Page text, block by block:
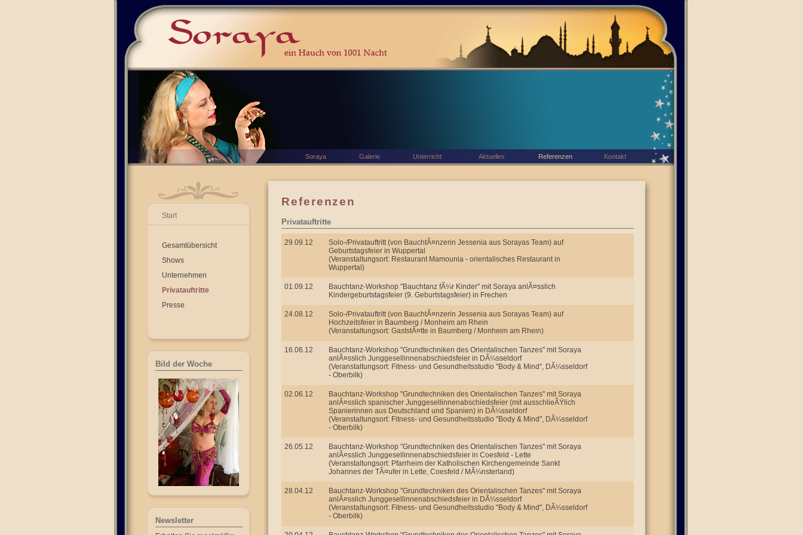
Start
Gesamtübersicht
Shows
Unternehmen
Privatauftritte
Presse
Bild der Woche
Newsletter
Referenzen
Privatauftritte
29.09.12
Solo-/Privatauftritt (von BauchtÃ¤nzerin Jessenia aus Sorayas Team) auf
Geburtstagsfeier in Wuppertal
(Veranstaltungsort: Restaurant Mamounia - orientalisches Restaurant in
Wuppertal)
01.09.12
Bauchtanz-Workshop "Bauchtanz fÃ¼r Kinder" mit Soraya anlÃ¤sslich
Kindergeburtstagsfeier (9. Geburtstagsfeier) in Frechen
24.08.12
Solo-/Privatauftritt (von BauchtÃ¤nzerin Jessenia aus Sorayas Team) auf
Hochzeitsfeier in Baumberg / Monheim am Rhein
(Veranstaltungsort: GaststÃ¤tte in Baumberg / Monheim am Rhein)
16.06.12
Bauchtanz-Workshop "Grundtechniken des Orientalischen Tanzes" mit Soraya
anlÃ¤sslich Junggesellinnenabschiedsfeier in DÃ¼sseldorf
(Veranstaltungsort: Fitness- und Gesundheitsstudio "Body & Mind", DÃ¼sseldorf
- Oberbilk)
02.06.12
Bauchtanz-Workshop "Grundtechniken des Orientalischen Tanzes" mit Soraya
anlÃ¤sslich spanischer Junggesellinnenabschiedsfeier (mit ausschlieÃŸlich
Spanierinnen aus Deutschland und Spanien) in DÃ¼sseldorf
(Veranstaltungsort: Fitness- und Gesundheitsstudio "Body & Mind", DÃ¼sseldorf
- Oberbilk)
26.05.12
Bauchtanz-Workshop "Grundtechniken des Orientalischen Tanzes" mit Soraya
anlÃ¤sslich Junggesellinnenabschiedsfeier in Coesfeld - Lette
(Veranstaltungsort: Pfarrheim der Katholischen Kirchengemeinde Sankt
Johannes der TÃ¤ufer in Lette, Coesfeld / MÃ¼nsterland)
28.04.12
Bauchtanz-Workshop "Grundtechniken des Orientalischen Tanzes" mit Soraya
anlÃ¤sslich Junggesellinnenabschiedsfeier in DÃ¼sseldorf
(Veranstaltungsort: Fitness- und Gesundheitsstudio "Body & Mind", DÃ¼sseldorf
- Oberbilk)
Soraya Galerie Unterricht Aktuelles Referenzen Kontakt